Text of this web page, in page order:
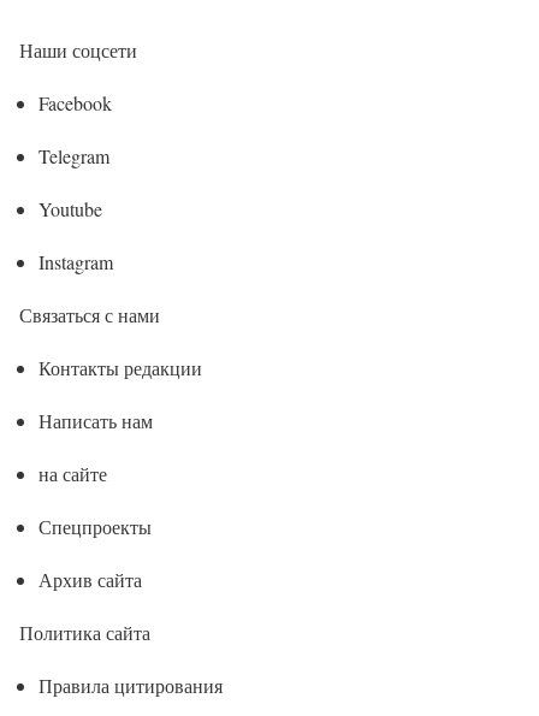
Наши соцсети
Facebook
Telegram
Youtube
Instagram
Связаться с нами
Контакты редакции
Написать нам
на сайте
Спецпроекты
Архив сайта
Политика сайта
Правила цитирования